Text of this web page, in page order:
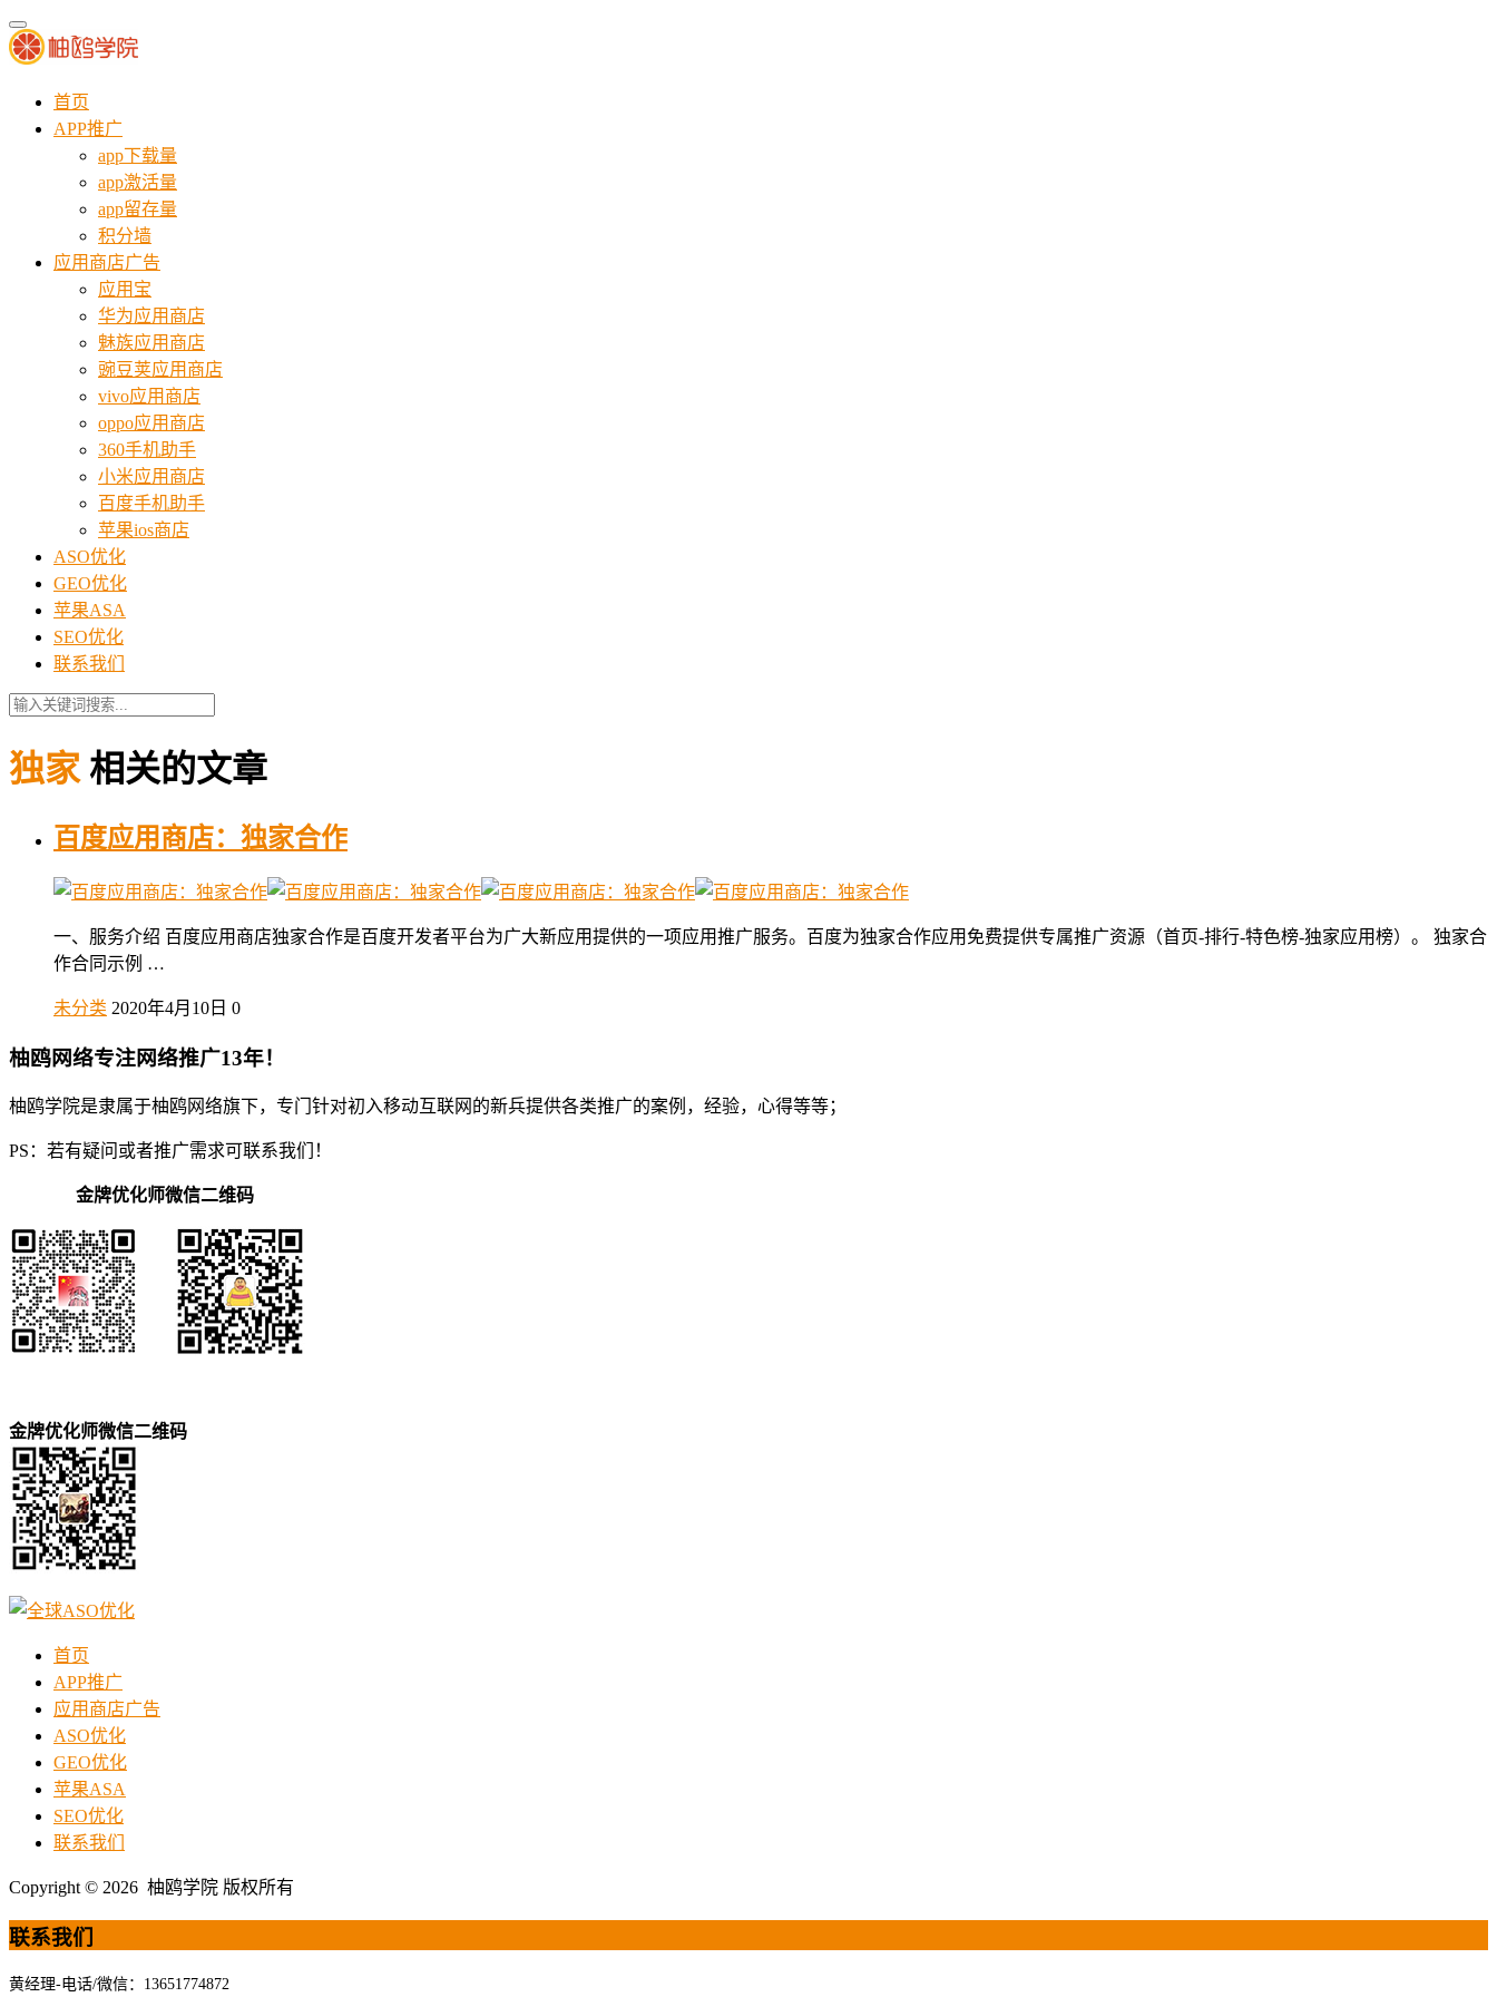
首页
APP推广
app下载量
app激活量
app留存量
积分墙
应用商店广告
应用宝
华为应用商店
魅族应用商店
豌豆荚应用商店
vivo应用商店
oppo应用商店
360手机助手
小米应用商店
百度手机助手
苹果ios商店
ASO优化
GEO优化
苹果ASA
SEO优化
联系我们
独家相关的文章
百度应用商店：独家合作
一、服务介绍 百度应用商店独家合作是百度开发者平台为广大新应用提供的一项应用推广服务。百度为独家合作应用免费提供专属推广资源（首页-排行-特色榜-独家应用榜）。 独家合
作合同示例 …
未分类 2020年4月10日 0
柚鸥网络专注网络推广13年！
柚鸥学院是隶属于柚鸥网络旗下，专门针对初入移动互联网的新兵提供各类推广的案例，经验，心得等等；
PS：若有疑问或者推广需求可联系我们！
金牌优化师微信二维码
金牌优化师微信二维码
首页
APP推广
应用商店广告
ASO优化
GEO优化
苹果ASA
SEO优化
联系我们
Copyright © 2026 柚鸥学院 版权所有
联系我们
黄经理-电话/微信：13651774872